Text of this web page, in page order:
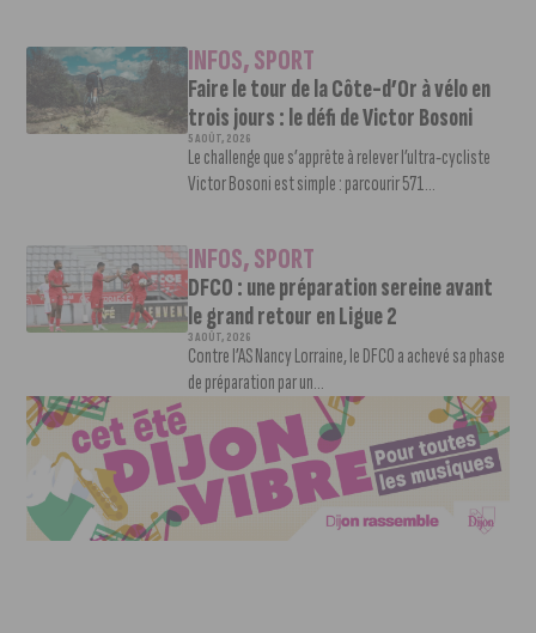
INFOS,SPORT
Faire le tour de la Côte-d’Or à vélo en
trois jours : le défi de Victor Bosoni
5 AOÛT, 2026
Le challenge que s’apprête à relever l’ultra-cycliste
Victor Bosoni est simple : parcourir 571...
INFOS,SPORT
DFCO : une préparation sereine avant
le grand retour en Ligue 2
3 AOÛT, 2026
Contre l’AS Nancy Lorraine, le DFCO a achevé sa phase
de préparation par un...